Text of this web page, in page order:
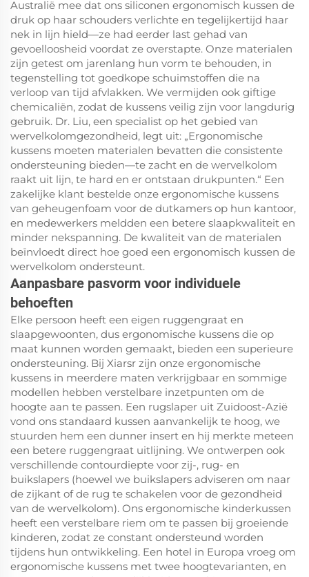
Australië mee dat ons siliconen ergonomisch kussen de
druk op haar schouders verlichte en tegelijkertijd haar
nek in lijn hield—ze had eerder last gehad van
gevoelloosheid voordat ze overstapte. Onze materialen
zijn getest om jarenlang hun vorm te behouden, in
tegenstelling tot goedkope schuimstoffen die na
verloop van tijd afvlakken. We vermijden ook giftige
chemicaliën, zodat de kussens veilig zijn voor langdurig
gebruik. Dr. Liu, een specialist op het gebied van
wervelkolomgezondheid, legt uit: „Ergonomische
kussens moeten materialen bevatten die consistente
ondersteuning bieden—te zacht en de wervelkolom
raakt uit lijn, te hard en er ontstaan drukpunten.“ Een
zakelijke klant bestelde onze ergonomische kussens
van geheugenfoam voor de dutkamers op hun kantoor,
en medewerkers meldden een betere slaapkwaliteit en
minder nekspanning. De kwaliteit van de materialen
beïnvloedt direct hoe goed een ergonomisch kussen de
wervelkolom ondersteunt.
Aanpasbare pasvorm voor individuele
behoeften
Elke persoon heeft een eigen ruggengraat en
slaapgewoonten, dus ergonomische kussens die op
maat kunnen worden gemaakt, bieden een superieure
ondersteuning. Bij Xiarsr zijn onze ergonomische
kussens in meerdere maten verkrijgbaar en sommige
modellen hebben verstelbare inzetpunten om de
hoogte aan te passen. Een rugslaper uit Zuidoost-Azië
vond ons standaard kussen aanvankelijk te hoog, we
stuurden hem een dunner insert en hij merkte meteen
een betere ruggengraat uitlijning. We ontwerpen ook
verschillende contourdiepte voor zij-, rug- en
buikslapers (hoewel we buikslapers adviseren om naar
de zijkant of de rug te schakelen voor de gezondheid
van de wervelkolom). Ons ergonomische kinderkussen
heeft een verstelbare riem om te passen bij groeiende
kinderen, zodat ze constant ondersteund worden
tijdens hun ontwikkeling. Een hotel in Europa vroeg om
ergonomische kussens met twee hoogtevarianten, en